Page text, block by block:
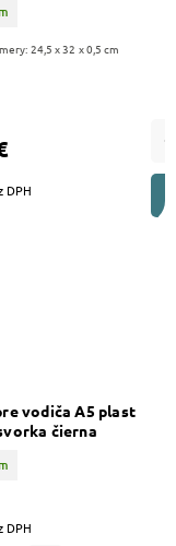
KOŠÍKA
DPH
24,5 x 32 x 0,5 cm
vodiča A5 plast
čierna
DPH